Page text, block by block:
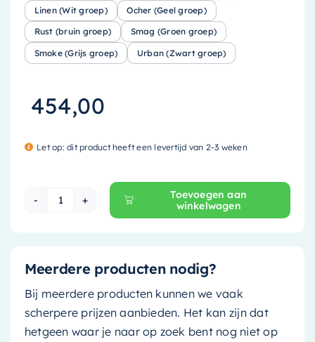
Linen (Wit groep) Ocher (Geel groep)
Rust (bruin groep) Smag (Groen groep)
Smoke (Grijs groep) Urban (Zwart groep)
454,00
Let op: dit product heeft een levertijd van 2-3 weken
Mondiaz EASY Nis - 59.5x29.5cm - solid
Toevoegen aan
winkelwagen
Meerdere producten nodig?
Bij meerdere producten kunnen we vaak
scherpere prijzen aanbieden. Het kan zijn dat
hetgeen waar je naar op zoek bent nog niet op